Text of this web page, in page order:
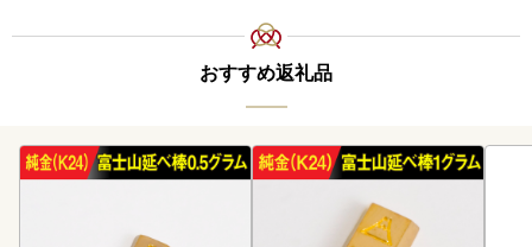
おすすめ返礼品